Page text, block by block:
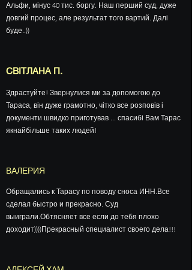
Альфи, мінус 40 тис. боргу. Наш перший суд, дуже
довгий процес, але результат того вартий. Далі
буде..))
СВІТЛАНА П.
Здрастуйте! Звернулися ми за допомогою до
Тараса, він дуже грамотно, чітко все розповів і
документи швидко приготував ... спасибі Вам Тарас
якнайбільше таких людей!
ВАЛЕРИЯ
Обращались к Тарасу по поводу сноса ИНН.Все
сделал быстро и прекрасно. Суд
выиграли.Обтясняет все если до тебя плохо
доходит))))Прекрасный специалист своего дела!!!